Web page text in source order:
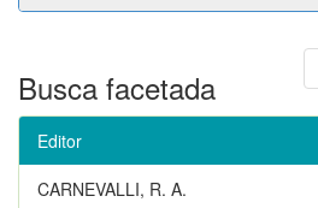
Busca facetada
Editor
CARNEVALLI, R. A.